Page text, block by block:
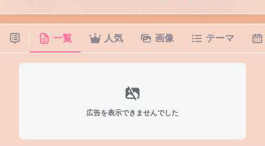
一覧 人気 画像 テーマ
広告を表示できませんでした